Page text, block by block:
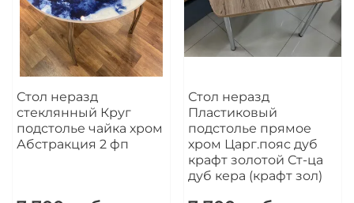
Стол неразд
стеклянный Круг
подстолье чайка хром
Абстракция 2 фп
Стол неразд
Пластиковый
подстолье прямое
хром Царг.пояс дуб
крафт золотой Ст-ца
дуб кера (крафт зол)